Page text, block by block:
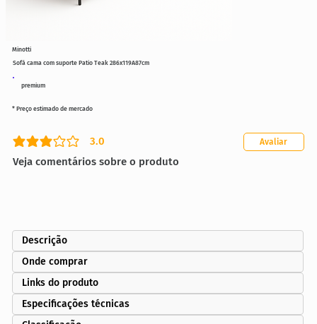
premium
Sofá cama com suporte Patio Teak 286x119A87cm
3.0
classificação média é 3 de 5
Veja comentários sobre o produto
Avaliar
* Preço estimado de mercado
Minotti
Descrição
Onde comprar
Links do produto
Especificações técnicas